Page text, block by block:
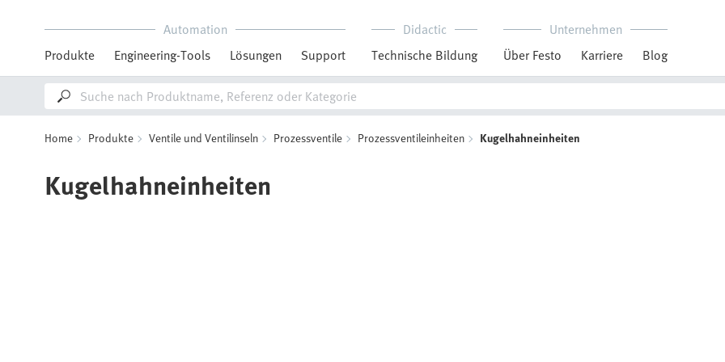
Automation
Produkte
Engineering-Tools Lösungen Support
Didactic
Technische Bildung
Unternehmen
Über Festo
Karriere Blog
Home Produkte Ventile und Ventilinseln Prozessventile Prozessventileinheiten Kugelhahneinheiten
Kugelhahneinheiten